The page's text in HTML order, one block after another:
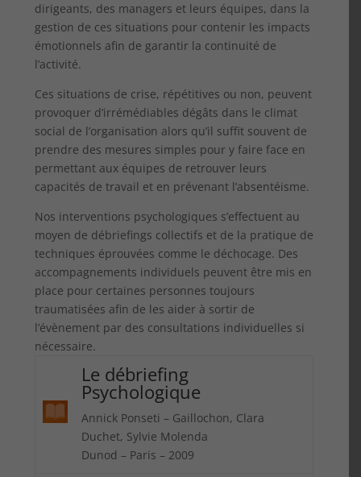
dirigeants, des managers et leurs équipes, dans la
gestion de ces situations pour contenir les impacts
émotionnels afin de garantir la continuité de
l’activité.
Ces situations de crise, répétitives ou non, peuvent
provoquer d’irrémédiables dégâts dans le climat
social de l’organisation alors qu’il suffit souvent de
prendre des mesures simples pour y faire face en
permettant aux équipes de retrouver leurs
capacités de travail et en prévenant l’absentéisme.
Nos interventions psychologiques s’effectuent au
moyen de débriefings collectifs et de la pratique de
techniques éprouvées comme le déchocage. Des
accompagnements individuels peuvent être mis en
place pour certaines personnes toujours
traumatisées afin de les aider à sortir de
l’évènement par des consultations individuelles si
nécessaire.
Le débriefing
Psychologique
Annick Ponseti – Gaillochon, Clara
Duchet, Sylvie Molenda
Dunod – Paris – 2009